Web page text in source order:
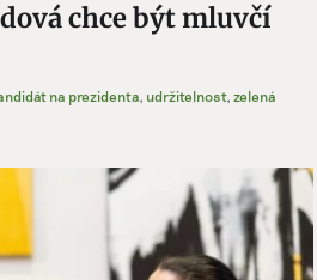
chce být mluvčí
na prezidenta, udržitelnost, zelená